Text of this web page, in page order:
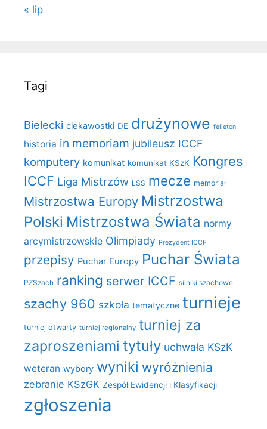
« lip
Tagi
Bielecki ciekawostki DE drużynowe felieton
historia in memoriam jubileusz ICCF
komputery komunikat komunikat KSzK Kongres
ICCF Liga Mistrzów LSS mecze memoriał
Mistrzostwa Europy Mistrzostwa
Polski Mistrzostwa Świata normy
arcymistrzowskie Olimpiady Prezydent ICCF
przepisy Puchar Europy Puchar Świata
PZSzach ranking serwer ICCF silniki szachowe
szachy 960 szkoła tematyczne turnieje
turniej otwarty turniej regionalny turniej za
zaproszeniami tytuły uchwała KSzK
weteran wybory wyniki wyróżnienia
zebranie KSzGK Zespół Ewidencji i Klasyfikacji
zgłoszenia